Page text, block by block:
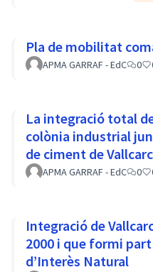
Pla de mobilitat
APMA GARRAF - EdC 0
La integració total
colònia industrial
de ciment de
Parc del Garraf
APMA GARRAF - EdC 0
Integració de
2000 i que formi part
d’Interès Natural